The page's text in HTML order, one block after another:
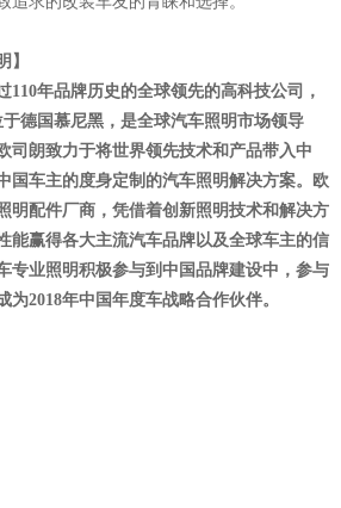
】
110年品牌历史的全球领先的高科技公司，
于德国慕尼黑，是全球汽车照明市场领导
司朗致力于将世界领先技术和产品带入中
国车主的度身定制的汽车照明解决方案。欧
明配件厂商，凭借着创新照明技术和解决方
能赢得各大主流汽车品牌以及全球车主的信
专业照明积极参与到中国品牌建设中，参与
为2018年中国年度车战略合作伙伴。